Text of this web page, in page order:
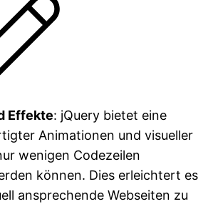
Effekte: jQuery bietet eine
Animationen und visueller
wenigen Codezeilen
können. Dies erleichtert es
ansprechende Webseiten zu